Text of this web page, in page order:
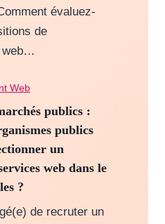
évaluez-
de
web…
Web
publics :
publics
un
web dans le
?
de recruter un